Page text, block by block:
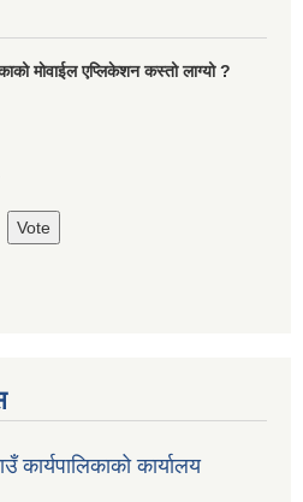
माेवाईल एप्लिकेशन कस्तो लाग्यो ?
कार्यपालिकाको कार्यालय